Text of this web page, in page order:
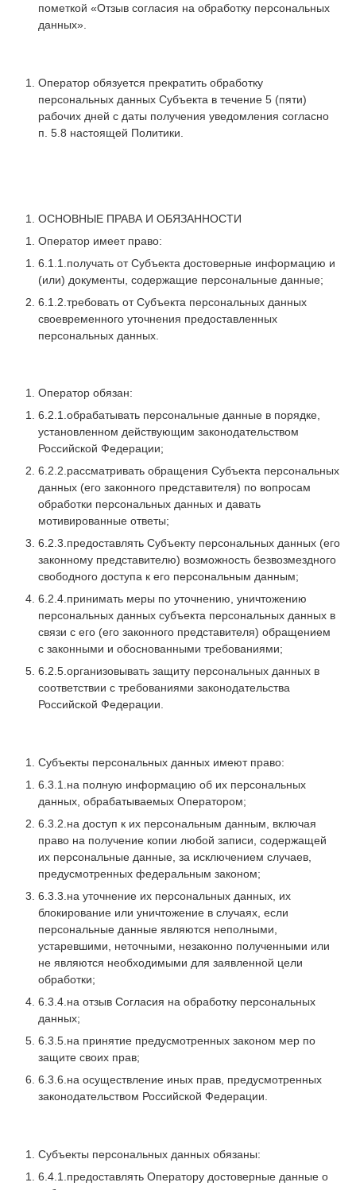
пометкой «Отзыв согласия на обработку персональных
данных».
Оператор обязуется прекратить обработку
персональных данных Субъекта в течение 5 (пяти)
рабочих дней с даты получения уведомления согласно
п. 5.8 настоящей Политики.
ОСНОВНЫЕ ПРАВА И ОБЯЗАННОСТИ
Оператор имеет право:
6.1.1.получать от Субъекта достоверные информацию и
(или) документы, содержащие персональные данные;
6.1.2.требовать от Субъекта персональных данных
своевременного уточнения предоставленных
персональных данных.
Оператор обязан:
6.2.1.обрабатывать персональные данные в порядке,
установленном действующим законодательством
Российской Федерации;
6.2.2.рассматривать обращения Субъекта персональных
данных (его законного представителя) по вопросам
обработки персональных данных и давать
мотивированные ответы;
6.2.3.предоставлять Субъекту персональных данных (его
законному представителю) возможность безвозмездного
свободного доступа к его персональным данным;
6.2.4.принимать меры по уточнению, уничтожению
персональных данных субъекта персональных данных в
связи с его (его законного представителя) обращением
с законными и обоснованными требованиями;
6.2.5.организовывать защиту персональных данных в
соответствии с требованиями законодательства
Российской Федерации.
Субъекты персональных данных имеют право:
6.3.1.на полную информацию об их персональных
данных, обрабатываемых Оператором;
6.3.2.на доступ к их персональным данным, включая
право на получение копии любой записи, содержащей
их персональные данные, за исключением случаев,
предусмотренных федеральным законом;
6.3.3.на уточнение их персональных данных, их
блокирование или уничтожение в случаях, если
персональные данные являются неполными,
устаревшими, неточными, незаконно полученными или
не являются необходимыми для заявленной цели
обработки;
6.3.4.на отзыв Согласия на обработку персональных
данных;
6.3.5.на принятие предусмотренных законом мер по
защите своих прав;
6.3.6.на осуществление иных прав, предусмотренных
законодательством Российской Федерации.
Субъекты персональных данных обязаны:
6.4.1.предоставлять Оператору достоверные данные о